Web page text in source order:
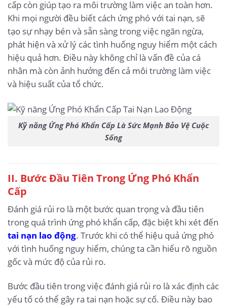
cấp còn giúp tạo ra môi trường làm việc an toàn hơn.
Khi mọi người đều biết cách ứng phó với tai nạn, sẽ
tạo sự nhạy bén và sẵn sàng trong việc ngăn ngừa,
phát hiện và xử lý các tình huống nguy hiểm một cách
hiệu quả hơn. Điều này không chỉ là vấn đề của cá
nhân mà còn ảnh hưởng đến cả môi trường làm việc
và hiệu suất của tổ chức.
Kỹ năng Ứng Phó Khẩn Cấp Là Sức Mạnh Bảo Vệ Cuộc
Sống
II. Bước Đầu Tiên Trong Ứng Phó Khẩn
Cấp
Đánh giá rủi ro là một bước quan trọng và đầu tiên
trong quá trình ứng phó khẩn cấp, đặc biệt khi xét đến
tai nạn lao động. Trước khi có thể hiệu quả ứng phó
với tình huống nguy hiểm, chúng ta cần hiểu rõ nguồn
gốc và mức độ của rủi ro.
Bước đầu tiên trong việc đánh giá rủi ro là xác định các
yếu tố có thể gây ra tai nạn hoặc sự cố. Điều này bao